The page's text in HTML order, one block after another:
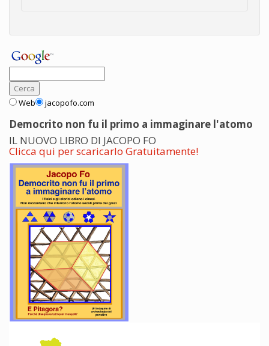
Web jacopofo.com
Democrito non fu il primo a immaginare l'atomo
IL NUOVO LIBRO DI JACOPO FO
Clicca qui per scaricarlo Gratuitamente!